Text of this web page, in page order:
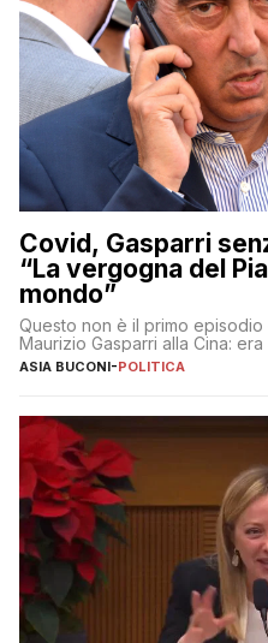
Covid, Gasparri
“La vergogna del
mondo”
Questo non è il primo episodio
Maurizio Gasparri alla Cina:
ASIA BUCONI-POLITICA